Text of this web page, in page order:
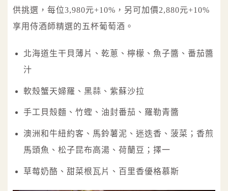
供挑選，每位3,980元+10%，另可加價2,880元+10%
享用侍酒師精選的五杯葡萄酒。
北海道生干貝薄片、乾蔥、檸檬、魚子醬、番茄醬
汁
軟殼蟹天婦羅、黑蒜、紫蘇沙拉
手工貝殼麵、竹蟶、油封番茄、羅勒青醬
澳洲和牛紐約客、馬鈴薯泥、迷迭香、菠菜；香煎
馬頭魚、松子昆布高湯、荷蘭豆；擇一
草莓奶酪、甜菜根瓦片、百里香優格慕斯